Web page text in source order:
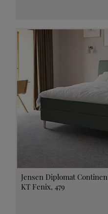
Jensen Diplomat
KT Fenix, 479